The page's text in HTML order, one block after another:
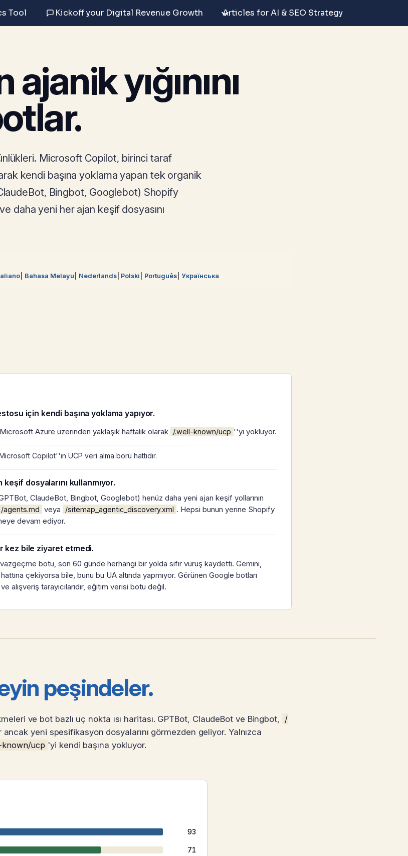
Tool Kickoff your Digital Revenue Growth Articles for AI & SEO Strategy
yığınını
Microsoft Copilot, birinci taraf
kendi başına yoklama yapan tek organik
ClaudeBot, Bingbot, Googlebot) Shopify
daha yeni her ajan keşif dosyasını
Bahasa Melayu Nederlands Polski Português Українська
için kendi başına yoklama yapıyor.
Azure üzerinden yaklaşık haftalık olarak /.well-known/ucp ''yi yokluyor.
Microsoft Copilot''ın UCP veri alma boru hattıdır.
dosyalarını kullanmıyor.
ClaudeBot, Bingbot, Googlebot) henüz daha yeni ajan keşif yollarının
/agents.md veya /sitemap_agentic_discovery.xml . Hepsi bunun yerine Shopify
devam ediyor.
kez bile ziyaret etmedi.
botu, son 60 günde herhangi bir yolda sıfır vuruş kaydetti. Gemini,
çekiyorsa bile, bunu bu UA altında yapmıyor. Görünen Google botları
alışveriş tarayıcılarıdır, eğitim verisi botu değil.
peşindeler.
ve bot bazlı uç nokta ısı haritası. GPTBot, ClaudeBot ve Bingbot, /
yeni spesifikasyon dosyalarını görmezden geliyor. Yalnızca
known/ucp 'yi kendi başına yokluyor.
93
71